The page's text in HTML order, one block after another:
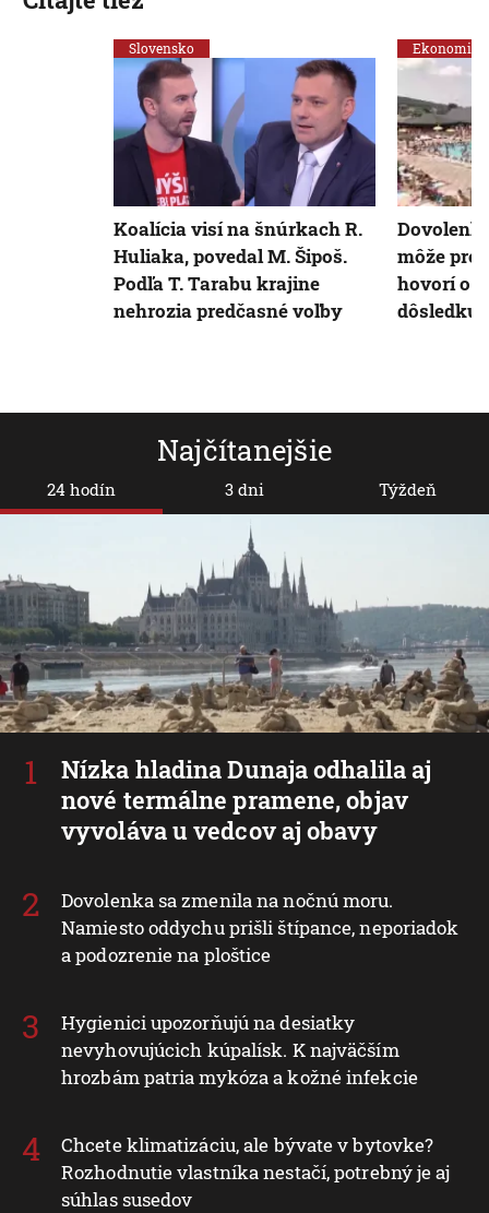
Najčítanejšie
24 hodín
Nízka hladina Dunaja odhalila aj
nové termálne pramene, objav
vyvoláva u vedcov aj obavy
Dovolenka sa zmenila na nočnú moru.
Namiesto oddychu prišli štípance, neporiadok
a podozrenie na ploštice
Hygienici upozorňujú na desiatky
nevyhovujúcich kúpalísk. K najväčším
hrozbám patria mykóza a kožné infekcie
Chcete klimatizáciu, ale bývate v bytovke?
Rozhodnutie vlastníka nestačí, potrebný je aj
súhlas susedov
3 dni Týždeň
Slovensko
Koalícia visí na šnúrkach R.
Huliaka, povedal M. Šipoš.
Podľa T. Tarabu krajine
nehrozia predčasné voľby
Ekonomika
môže
hovorí o
dôsledku